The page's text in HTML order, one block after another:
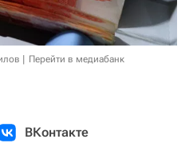
Перейти в медиабанк
ВКонтакте